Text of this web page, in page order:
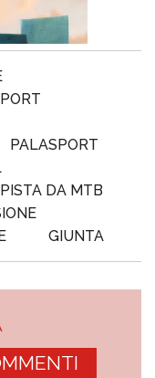
PALASPORT
PISTA DA MTB
GIUNTA